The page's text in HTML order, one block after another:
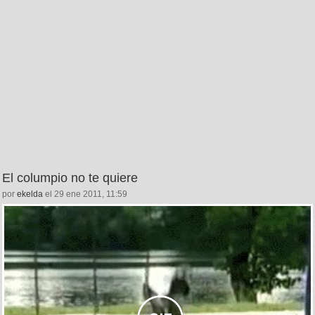
El columpio no te quiere
por ekelda el 29 ene 2011, 11:59